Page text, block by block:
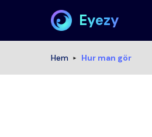
Eyezy
Hem Hur man gör